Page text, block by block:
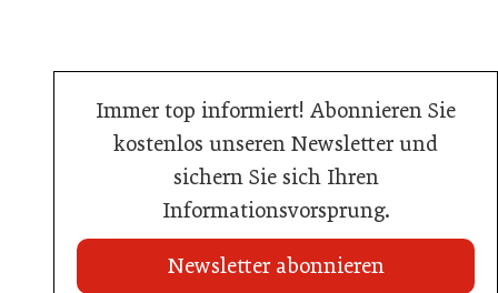
Immer top informiert! Abonnieren Sie
kostenlos unseren Newsletter und
sichern Sie sich Ihren
Informationsvorsprung.
Newsletter abonnieren